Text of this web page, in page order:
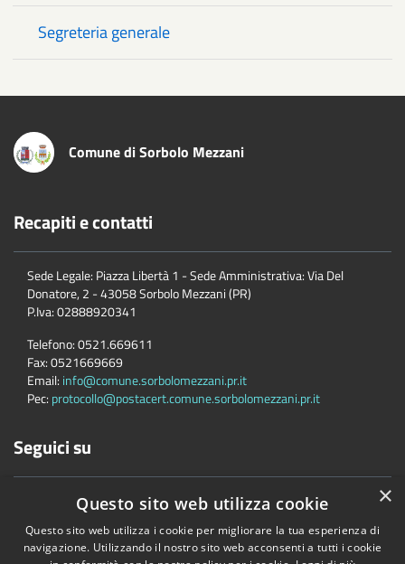
Segreteria generale
Comune di Sorbolo Mezzani
Recapiti e contatti
Sede Legale: Piazza Libertà 1 - Sede Amministrativa: Via Del
Donatore, 2 - 43058 Sorbolo Mezzani (PR)
P.Iva:02888920341
Telefono:0521.669611
Fax:0521669669
Email: info@comune.sorbolomezzani.pr.it
Pec: protocollo@postacert.comune.sorbolomezzani.pr.it
Seguici su
×
Questo sito web utilizza cookie
Questo sito web utilizza i cookie per migliorare la tua esperienza di
navigazione. Utilizzando il nostro sito web acconsenti a tutti i cookie